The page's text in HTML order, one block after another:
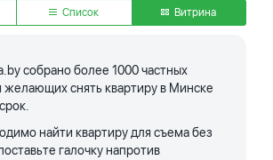
Список Витрина
собрано более 1000 частных
желающих снять квартиру в Минске
найти квартиру для съема без
галочку напротив